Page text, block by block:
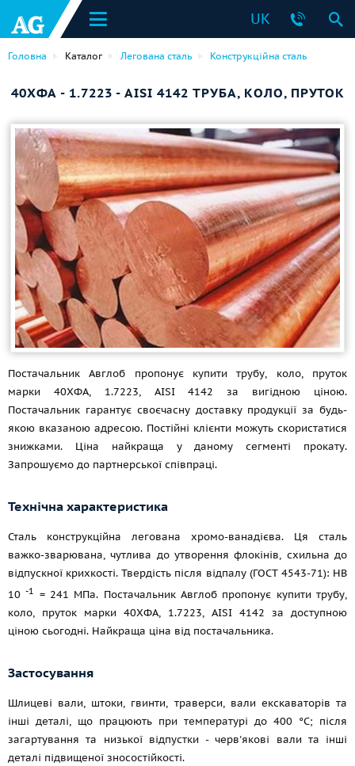
UK
Головна Каталог Легована сталь Конструкційна сталь
40ХФА - 1.7223 - AISI 4142 ТРУБА, КОЛО, ПРУТОК
Постачальник Авглоб пропонує купити трубу, коло, пруток
марки 40ХФА, 1.7223, AISI 4142 за вигідною ціною.
Постачальник гарантує своєчасну доставку продукції за будь-
якою вказаною адресою. Постійні клієнти можуть скористатися
знижками. Ціна найкраща у даному сегменті прокату.
Запрошуємо до партнерської співпраці.
Технічна характеристика
Сталь конструкційна легована хромо-ванадієва. Ця сталь
важко-зварювана, чутлива до утворення флокінів, схильна до
відпускної крихкості. Твердість після відпалу (ГОСТ 4543-71): HB
10-1 = 241 МПа. Постачальник Авглоб пропонує купити трубу,
коло, пруток марки 40ХФА, 1.7223, AISI 4142 за доступною
ціною сьогодні. Найкраща ціна від постачальника.
Застосування
Шлицеві вали, штоки, гвинти, траверси, вали екскаваторів та
інші деталі, що працюють при температурі до 400 °C; після
загартування та низької відпустки - черв'якові вали та інші
деталі підвищеної зносостійкості.